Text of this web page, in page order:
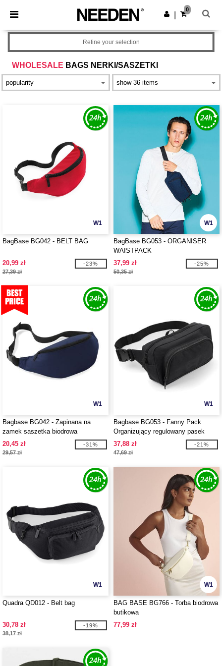
× Aplikacja Needen
Lepsze ceny w aplikacji!
Pobierz app
0
WHOLESALE BAGS NERKI/SASZETKI
Refine your selection
W1
BagBase BG042 - BELT BAG
20,99 zł
27,39 zł
-23%
W1
BagBase BG053 - ORGANISER
WAISTPACK
37,99 zł
50,35 zł
-25%
W1
Bagbase BG042 - Zapinana na
zamek saszetka biodrowa
20,45 zł
29,57 zł
-31%
W1
Bagbase BG053 - Fanny Pack
Organizujący regulowany pasek
37,88 zł
47,69 zł
-21%
W1
Quadra QD012 - Belt bag
30,78 zł
38,17 zł
-19%
W1
BAG BASE BG766 - Torba biodrowa
butikowa
77,99 zł